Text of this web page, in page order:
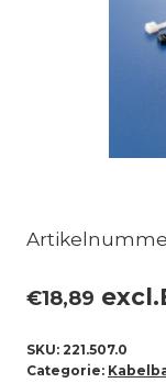
€18,89
SKU: 221.507.0
Categorie: